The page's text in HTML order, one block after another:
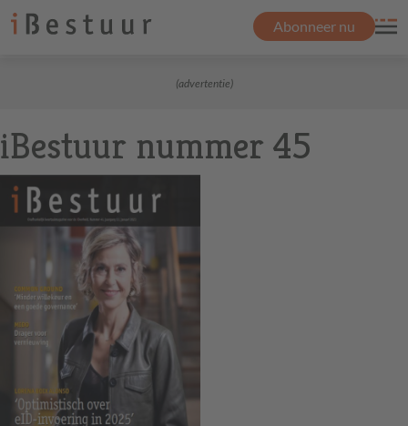
Abonneer nu
(advertentie)
iBestuur nummer 45